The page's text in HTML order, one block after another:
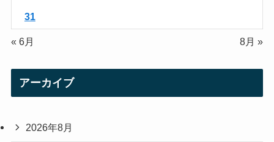
31
« 6月 8月 »
アーカイブ
2026年8月